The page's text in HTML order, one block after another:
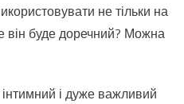
не тільки на
він буде доречний? Можна
і дуже важливий